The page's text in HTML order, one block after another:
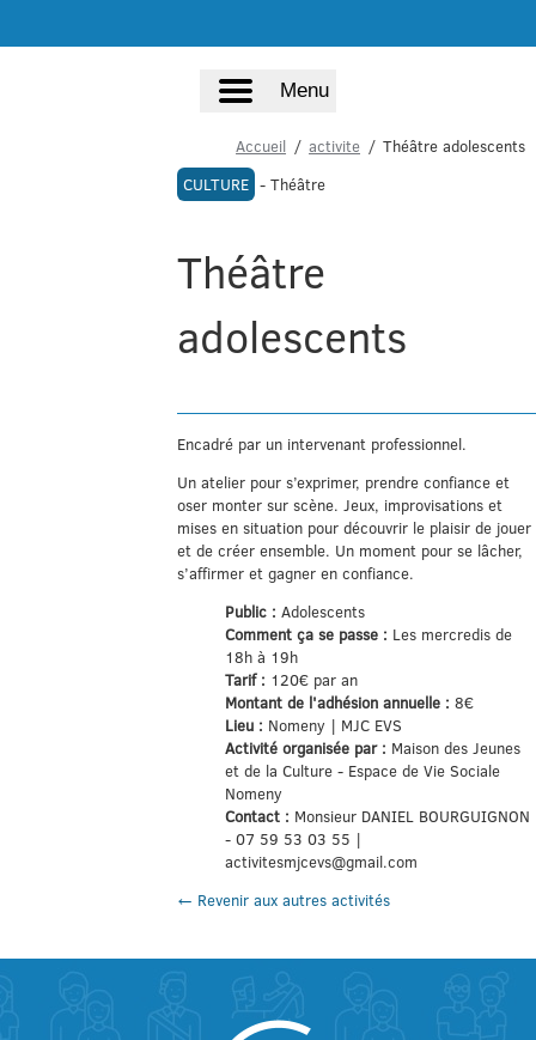
Menu
Accueil activite
Théâtre adolescents
CULTURE - Théâtre
Théâtre
adolescents
Encadré par un intervenant professionnel.
Un atelier pour s’exprimer, prendre confiance et
oser monter sur scène. Jeux, improvisations et
mises en situation pour découvrir le plaisir de jouer
et de créer ensemble. Un moment pour se lâcher,
s’affirmer et gagner en confiance.
Public :Adolescents
Comment ça se passe : Les mercredis de
18h à 19h
Tarif : 120€ par an
Montant de l'adhésion annuelle :8€
Lieu : Nomeny | MJC EVS
Activité organisée par : Maison des Jeunes
et de la Culture - Espace de Vie Sociale
Nomeny
Contact : Monsieur DANIEL BOURGUIGNON
- 07 59 53 03 55 |
activitesmjcevs@gmail.com
← Revenir aux autres activités